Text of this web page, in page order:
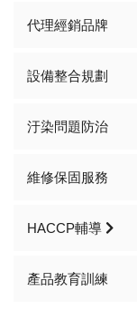
代理經銷品牌
設備整合規劃
汙染問題防治
維修保固服務
HACCP輔導
產品教育訓練